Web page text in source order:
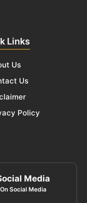
Links
Us
Us
Policy
Media
Social Media